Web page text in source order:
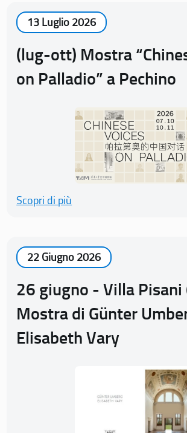
13 Luglio 2026
(lug-ott) Mostra
on Palladio” a Pechino
Scopri di più
22 Giugno 2026
26 giugno - Villa Pisani
Mostra di Günter
Elisabeth Vary